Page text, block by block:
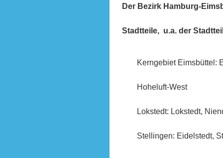
Der Bezirk Hamburg-
Stadtteile, u.a. der
Kerngebiet Eimsbüttel:
Hoheluft-West
Lokstedt: Lokstedt,
Stellingen: Eidelstedt,